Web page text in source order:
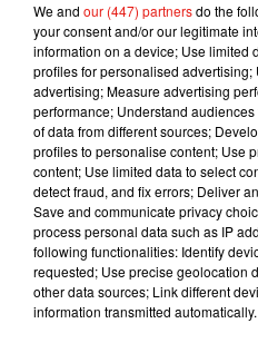
5 août 2026
Benny
Becky G
4 août 2026
Tiny Desk
live
Ariana
We and our (447) partnersdo the
your consent and/or our legitimate
information on a device; Use limited
profiles for personalised
advertising; Measure advertising
performance; Understand
of data from different sources;
profiles to personalise content; Use
content; Use limited data to select
detect fraud, and fix errors; Deliver
Save and communicate privacy
process personal data such as IP
following functionalities: Identify
requested; Use precise geolocation
other data sources; Link different
information transmitted automatically.